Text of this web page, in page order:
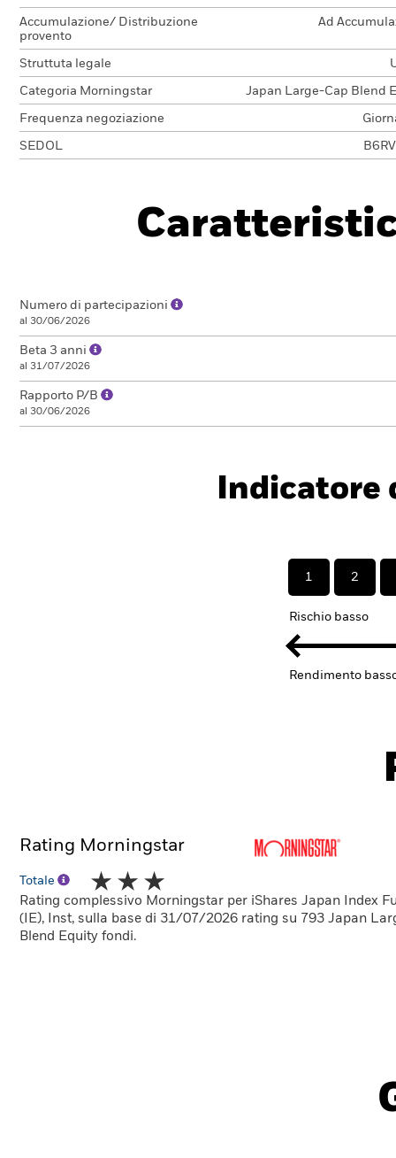
Accumulazione/ Distribuzione
provento
Ad
Struttuta legale
Categoria Morningstar Japan Large-Cap Blend
Frequenza negoziazione
SEDOL
Numero di partecipazioni
al 30/06/2026
Beta 3 anni
al 31/07/2026
Rapporto P/B
al 30/06/2026
Indicatore
1 2
Rischio basso
Rendimento
Rating Morningstar
Totale
Rating complessivo Morningstar per iShares Japan Index
(IE), Inst, sulla base di 31/07/2026 rating su 793 Japan
Blend Equity fondi.